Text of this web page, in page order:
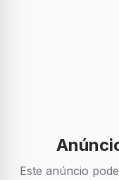
Este anúncio